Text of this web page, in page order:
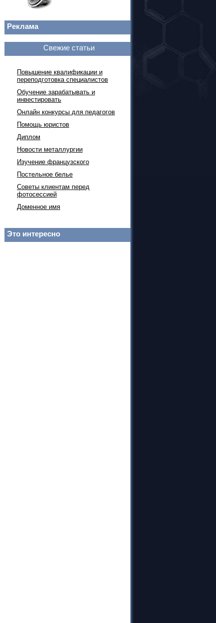
Реклама
Свежие статьи
Повышение квалификации и
переподготовка специалистов
Обучение зарабатывать и
инвестировать
Онлайн конкурсы для педагогов
Помощь юристов
Диплом
Новости металлургии
Изучение французского
Постельное белье
Советы клиентам перед
фотосессией
Доменное имя
Это интересно